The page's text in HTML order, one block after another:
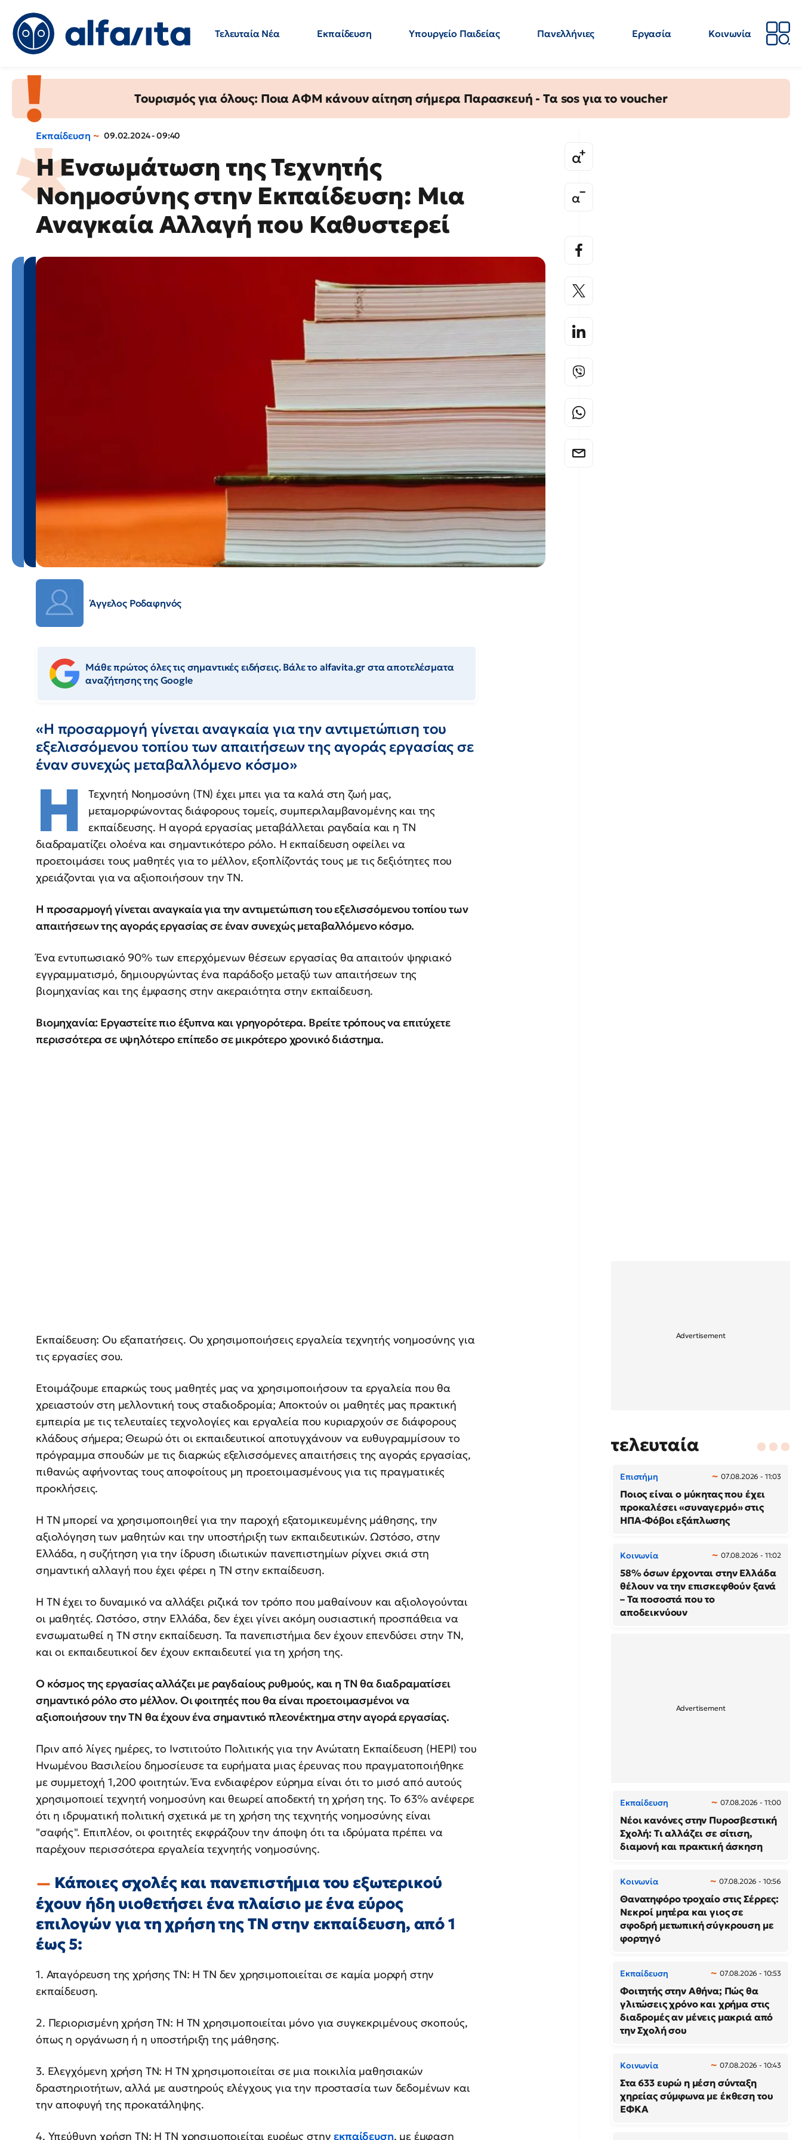
Τελευταία Νέα Εκπαίδευση Υπουργείο Παιδείας Πανελλήνιες Εργασία
Κοινωνία
Τουρισμός για όλους: Ποια ΑΦΜ κάνουν αίτηση σήμερα Παρασκευή - Τα sos για το voucher
Εκπαίδευση 09.02.2024 - 09:40
Η Ενσωμάτωση της Τεχνητής
Νοημοσύνης στην Εκπαίδευση: Μια
Αναγκαία Αλλαγή που Καθυστερεί
Άγγελος Ροδαφηνός
Μάθε πρώτος όλες τις σημαντικές ειδήσεις. Βάλε το alfavita.gr στα αποτελέσματα
αναζήτησης της Google
«Η προσαρμογή γίνεται αναγκαία για την αντιμετώπιση του
εξελισσόμενου τοπίου των απαιτήσεων της αγοράς εργασίας σε
έναν συνεχώς μεταβαλλόμενο κόσμο»
Η
Τεχνητή Νοημοσύνη (ΤΝ) έχει μπει για τα καλά στη ζωή μας,
μεταμορφώνοντας διάφορους τομείς, συμπεριλαμβανομένης και της
εκπαίδευσης. Η αγορά εργασίας μεταβάλλεται ραγδαία και η ΤΝ
διαδραματίζει ολοένα και σημαντικότερο ρόλο. Η εκπαίδευση οφείλει να
προετοιμάσει τους μαθητές για το μέλλον, εξοπλίζοντάς τους με τις δεξιότητες που
χρειάζονται για να αξιοποιήσουν την ΤΝ.
Η προσαρμογή γίνεται αναγκαία για την αντιμετώπιση του εξελισσόμενου τοπίου των
απαιτήσεων της αγοράς εργασίας σε έναν συνεχώς μεταβαλλόμενο κόσμο.
Ένα εντυπωσιακό 90% των επερχόμενων θέσεων εργασίας θα απαιτούν ψηφιακό
εγγραμματισμό, δημιουργώντας ένα παράδοξο μεταξύ των απαιτήσεων της
βιομηχανίας και της έμφασης στην ακεραιότητα στην εκπαίδευση.
Βιομηχανία: Εργαστείτε πιο έξυπνα και γρηγορότερα. Βρείτε τρόπους να επιτύχετε
περισσότερα σε υψηλότερο επίπεδο σε μικρότερο χρονικό διάστημα.
Εκπαίδευση: Ου εξαπατήσεις. Ου χρησιμοποιήσεις εργαλεία τεχνητής νοημοσύνης για
τις εργασίες σου.
Ετοιμάζουμε επαρκώς τους μαθητές μας να χρησιμοποιήσουν τα εργαλεία που θα
χρειαστούν στη μελλοντική τους σταδιοδρομία; Αποκτούν οι μαθητές μας πρακτική
εμπειρία με τις τελευταίες τεχνολογίες και εργαλεία που κυριαρχούν σε διάφορους
κλάδους σήμερα; Θεωρώ ότι οι εκπαιδευτικοί αποτυγχάνουν να ευθυγραμμίσουν το
πρόγραμμα σπουδών με τις διαρκώς εξελισσόμενες απαιτήσεις της αγοράς εργασίας,
πιθανώς αφήνοντας τους αποφοίτους μη προετοιμασμένους για τις πραγματικές
προκλήσεις.
Η ΤΝ μπορεί να χρησιμοποιηθεί για την παροχή εξατομικευμένης μάθησης, την
αξιολόγηση των μαθητών και την υποστήριξη των εκπαιδευτικών. Ωστόσο, στην
Ελλάδα, η συζήτηση για την ίδρυση ιδιωτικών πανεπιστημίων ρίχνει σκιά στη
σημαντική αλλαγή που έχει φέρει η ΤΝ στην εκπαίδευση.
Η ΤΝ έχει το δυναμικό να αλλάξει ριζικά τον τρόπο που μαθαίνουν και αξιολογούνται
οι μαθητές. Ωστόσο, στην Ελλάδα, δεν έχει γίνει ακόμη ουσιαστική προσπάθεια να
ενσωματωθεί η ΤΝ στην εκπαίδευση. Τα πανεπιστήμια δεν έχουν επενδύσει στην ΤΝ,
και οι εκπαιδευτικοί δεν έχουν εκπαιδευτεί για τη χρήση της.
Ο κόσμος της εργασίας αλλάζει με ραγδαίους ρυθμούς, και η ΤΝ θα διαδραματίσει
σημαντικό ρόλο στο μέλλον. Οι φοιτητές που θα είναι προετοιμασμένοι να
αξιοποιήσουν την ΤΝ θα έχουν ένα σημαντικό πλεονέκτημα στην αγορά εργασίας.
Πριν από λίγες ημέρες, το Ινστιτούτο Πολιτικής για την Ανώτατη Εκπαίδευση (HEPI) του
Ηνωμένου Βασιλείου δημοσίευσε τα ευρήματα μιας έρευνας που πραγματοποιήθηκε
με συμμετοχή 1,200 φοιτητών. Ένα ενδιαφέρον εύρημα είναι ότι το μισό από αυτούς
χρησιμοποιεί τεχνητή νοημοσύνη και θεωρεί αποδεκτή τη χρήση της. Το 63% ανέφερε
ότι η ιδρυματική πολιτική σχετικά με τη χρήση της τεχνητής νοημοσύνης είναι
"σαφής". Επιπλέον, οι φοιτητές εκφράζουν την άποψη ότι τα ιδρύματα πρέπει να
παρέχουν περισσότερα εργαλεία τεχνητής νοημοσύνης.
Κάποιες σχολές και πανεπιστήμια του εξωτερικού
έχουν ήδη υιοθετήσει ένα πλαίσιο με ένα εύρος
επιλογών για τη χρήση της ΤΝ στην εκπαίδευση, από 1
έως 5:
1. Απαγόρευση της χρήσης ΤΝ: Η ΤΝ δεν χρησιμοποιείται σε καμία μορφή στην
εκπαίδευση.
2. Περιορισμένη χρήση ΤΝ: Η ΤΝ χρησιμοποιείται μόνο για συγκεκριμένους σκοπούς,
όπως η οργάνωση ή η υποστήριξη της μάθησης.
3. Ελεγχόμενη χρήση ΤΝ: Η ΤΝ χρησιμοποιείται σε μια ποικιλία μαθησιακών
δραστηριοτήτων, αλλά με αυστηρούς ελέγχους για την προστασία των δεδομένων και
την αποφυγή της προκατάληψης.
4. Υπεύθυνη χρήση ΤΝ: Η ΤΝ χρησιμοποιείται ευρέως στηνεκπαίδευση, με έμφαση
τελευταία
Επιστήμη 07.08.2026 - 11:03
Ποιος είναι ο μύκητας που έχει
προκαλέσει «συναγερμό» στις
ΗΠΑ-Φόβοι εξάπλωσης
Κοινωνία 07.08.2026 - 11:02
58% όσων έρχονται στην Ελλάδα
θέλουν να την επισκεφθούν ξανά
– Τα ποσοστά που το
αποδεικνύουν
Εκπαίδευση 07.08.2026 - 11:00
Νέοι κανόνες στην Πυροσβεστική
Σχολή: Τι αλλάζει σε σίτιση,
διαμονή και πρακτική άσκηση
Κοινωνία 07.08.2026 - 10:56
Θανατηφόρο τροχαίο στις Σέρρες:
Νεκροί μητέρα και γιος σε
σφοδρή μετωπική σύγκρουση με
φορτηγό
Εκπαίδευση 07.08.2026 - 10:53
Φοιτητής στην Αθήνα; Πώς θα
γλιτώσεις χρόνο και χρήμα στις
διαδρομές αν μένεις μακριά από
την Σχολή σου
Κοινωνία 07.08.2026 - 10:43
Στα 633 ευρώ η μέση σύνταξη
χηρείας σύμφωνα με έκθεση του
ΕΦΚΑ